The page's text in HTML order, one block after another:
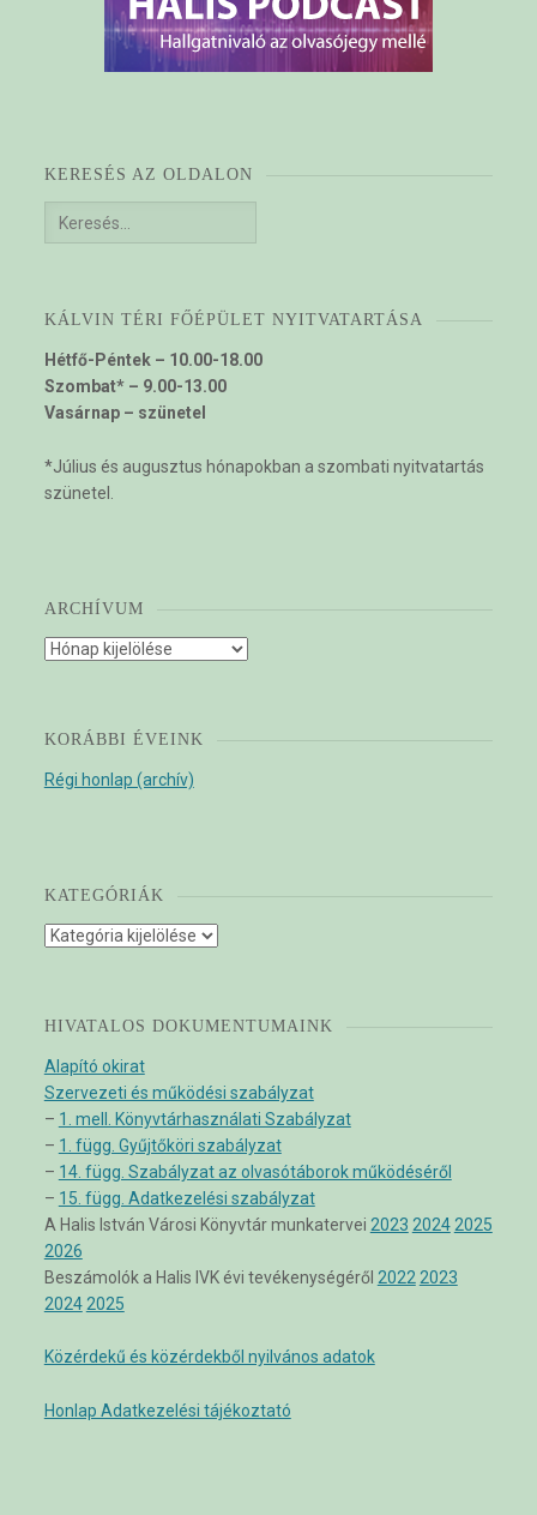
KERESÉS AZ OLDALON
Keresés:
KÁLVIN TÉRI FŐÉPÜLET NYITVATARTÁSA
Hétfő-Péntek – 10.00-18.00
Szombat* – 9.00-13.00
Vasárnap – szünetel
*Július és augusztus hónapokban a szombati nyitvatartás
szünetel.
ARCHÍVUM
Archívum
KORÁBBI ÉVEINK
Régi honlap (archív)
KATEGÓRIÁK
Kategóriák
HIVATALOS DOKUMENTUMAINK
Alapító okirat
Szervezeti és működési szabályzat
– 1. mell. Könyvtárhasználati Szabályzat
– 1. függ. Gyűjtőköri szabályzat
– 14. függ. Szabályzat az olvasótáborok működéséről
– 15. függ. Adatkezelési szabályzat
A Halis István Városi Könyvtár munkatervei 2023 2024 2025
2026
Beszámolók a Halis IVK évi tevékenységéről 2022 2023
2024 2025
Közérdekű és közérdekből nyilvános adatok
Honlap Adatkezelési tájékoztató